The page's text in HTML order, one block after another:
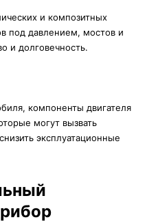
и композитных
под давлением, мостов и
и долговечность.
компоненты двигателя
могут вызвать
эксплуатационные